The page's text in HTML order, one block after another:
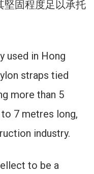
堅固程度足以承托
used in Hong
straps tied
more than 5
7 metres long,
industry.
to be a